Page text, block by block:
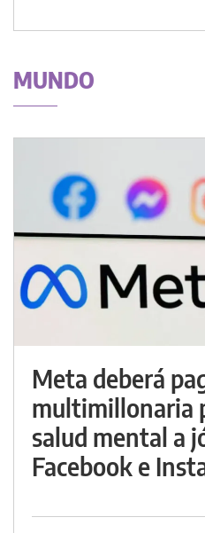
MUNDO
Meta deberá
multimillonaria
salud mental a
Facebook e